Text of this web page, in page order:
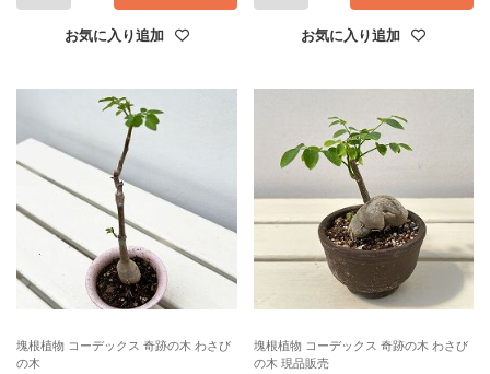
お気に入り追加 お気に入り追加
塊根植物 コーデックス 奇跡の木 わさび
の木
塊根植物 コーデックス 奇跡の木 わさび
の木 現品販売